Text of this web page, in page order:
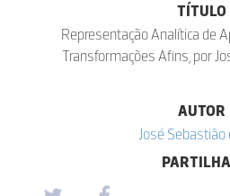
TÍTULO
Representação Analítica de
Transformações Afins, por
AUTOR
José Sebastião